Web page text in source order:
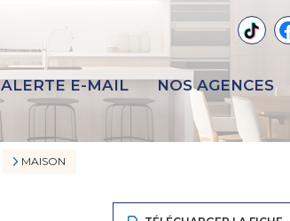
ALERTE E-MAIL NOS AGENCES
MAISON